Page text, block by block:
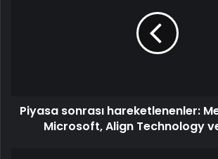
Piyasa sonrası hareketlenenler:
Microsoft, Align Technology